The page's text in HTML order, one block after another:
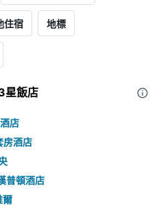
住宿 地標
星​飯店
店
房酒店
普頓酒店
爾